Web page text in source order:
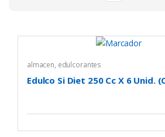
almacen, edulcorantes
Edulco Si Diet 250 Cc X 6 Unid.